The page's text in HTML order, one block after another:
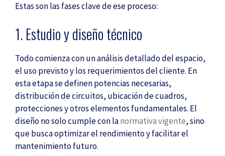
Estas son las fases clave de ese proceso:
1. Estudio y diseño técnico
Todo comienza con un análisis detallado del espacio,
el uso previsto y los requerimientos del cliente. En
esta etapa se definen potencias necesarias,
distribución de circuitos, ubicación de cuadros,
protecciones y otros elementos fundamentales. El
diseño no solo cumple con lanormativa vigente, sino
que busca optimizar el rendimiento y facilitar el
mantenimiento futuro.